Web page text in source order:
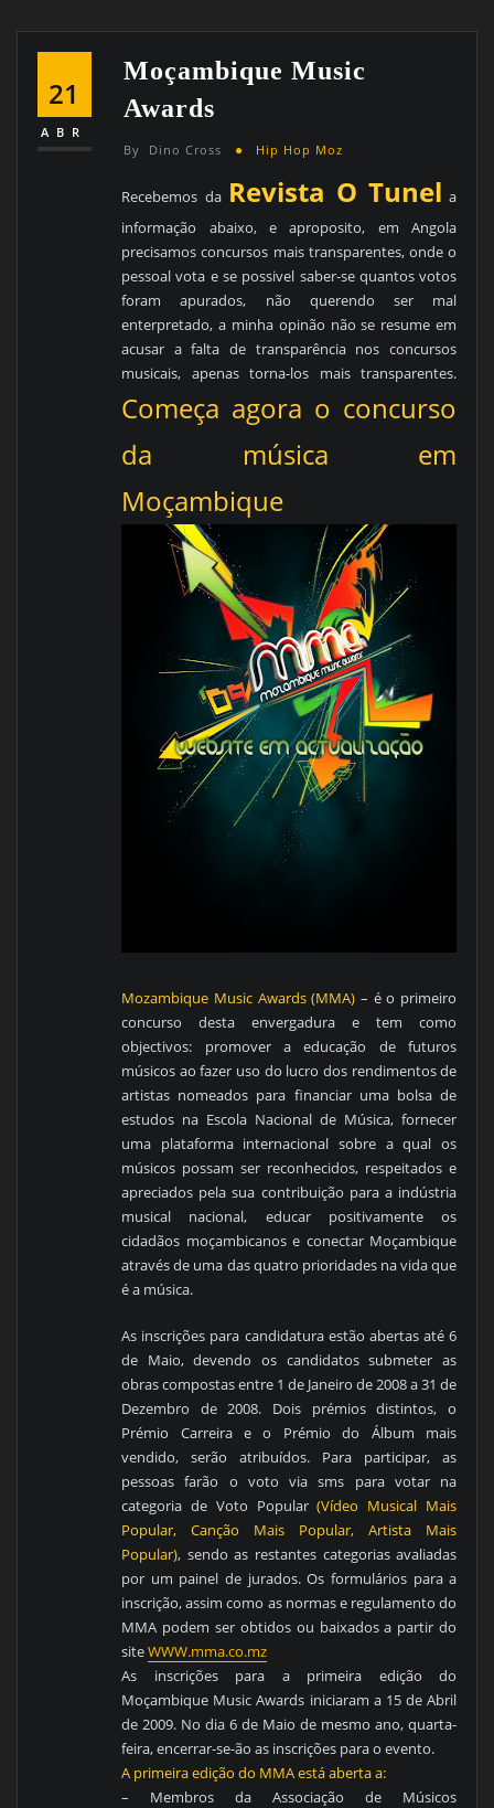
21
ABR
Moçambique Music
Awards
By Dino Cross Hip Hop Moz
Recebemos da Revista O Tunel a
informação abaixo, e aproposito, em Angola
precisamos concursos mais transparentes, onde o
pessoal vota e se possivel saber-se quantos votos
foram apurados, não querendo ser mal
enterpretado, a minha opinão não se resume em
acusar a falta de transparência nos concursos
musicais, apenas torna-los mais transparentes.
Começa agora o concurso
da música em
Moçambique
Mozambique Music Awards (MMA) – é o primeiro
concurso desta envergadura e tem como
objectivos: promover a educação de futuros
músicos ao fazer uso do lucro dos rendimentos de
artistas nomeados para financiar uma bolsa de
estudos na Escola Nacional de Música, fornecer
uma plataforma internacional sobre a qual os
músicos possam ser reconhecidos, respeitados e
apreciados pela sua contribuição para a indústria
musical nacional, educar positivamente os
cidadãos moçambicanos e conectar Moçambique
através de uma das quatro prioridades na vida que
é a música.
As inscrições para candidatura estão abertas até 6
de Maio, devendo os candidatos submeter as
obras compostas entre 1 de Janeiro de 2008 a 31 de
Dezembro de 2008. Dois prémios distintos, o
Prémio Carreira e o Prémio do Álbum mais
vendido, serão atribuídos. Para participar, as
pessoas farão o voto via sms para votar na
categoria de Voto Popular(Vídeo Musical Mais
Popular, Canção Mais Popular, Artista Mais
Popular), sendo as restantes categorias avaliadas
por um painel de jurados. Os formulários para a
inscrição, assim como as normas e regulamento do
MMA podem ser obtidos ou baixados a partir do
siteWWW.mma.co.mz
As inscrições para a primeira edição do
Moçambique Music Awards iniciaram a 15 de Abril
de 2009. No dia 6 de Maio de mesmo ano, quarta-
feira, encerrar-se-ão as inscrições para o evento.
A primeira edição do MMA está aberta a:
– Membros da Associação de Músicos